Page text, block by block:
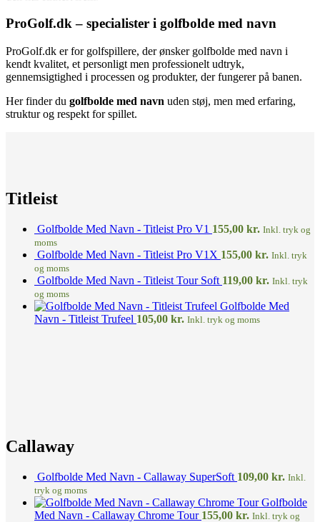
ProGolf.dk – specialister i golfbolde med navn
ProGolf.dk er for golfspillere, der ønsker golfbolde med navn i
kendt kvalitet, et personligt men professionelt udtryk,
gennemsigtighed i processen og produkter, der fungerer på banen.
Her finder du golfbolde med navn uden støj, men med erfaring,
struktur og respekt for spillet.
Titleist
Golfbolde Med Navn - Titleist Pro V1 155,00 kr. Inkl. tryk og
moms
Golfbolde Med Navn - Titleist Pro V1X 155,00 kr. Inkl. tryk
og moms
Golfbolde Med Navn - Titleist Tour Soft 119,00 kr. Inkl. tryk
og moms
Golfbolde Med
Navn - Titleist Trufeel 105,00 kr. Inkl. tryk og moms
Callaway
Golfbolde Med Navn - Callaway SuperSoft 109,00 kr. Inkl.
tryk og moms
Golfbolde
Med Navn - Callaway Chrome Tour 155,00 kr. Inkl. tryk og